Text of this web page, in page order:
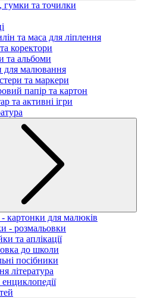
гумки та точилки
та маса для ліплення
коректори
та альбоми
для малювання
та маркери
папір та картон
та активні ігри
картонки для малюків
- розмальовки
та аплікації
до школи
посібники
література
енциклопедії